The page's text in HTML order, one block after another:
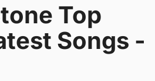
Top
Songs -